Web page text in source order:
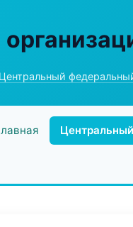
Центральный